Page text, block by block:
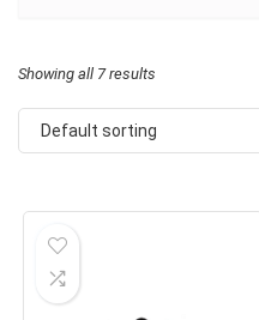
Showing all 7 results
Default sorting